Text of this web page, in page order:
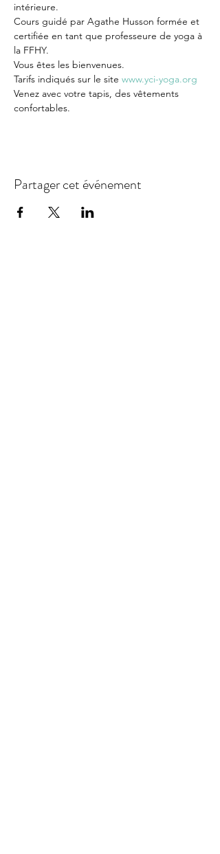
intérieure.
Cours guidé par Agathe Husson formée et
certifiée en tant que professeure de yoga à
la FFHY.
Vous êtes les bienvenues.
Tarifs indiqués sur le site www.yci-yoga.org
Venez avec votre tapis, des vêtements
confortables.
Partager cet événement